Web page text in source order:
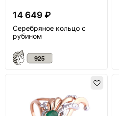
14 649 ₽
Серебряное кольцо с
рубином